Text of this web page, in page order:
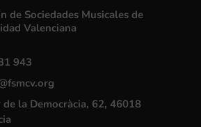
de Sociedades Musicales de
Valenciana
943
de la Democràcia, 62, 46018